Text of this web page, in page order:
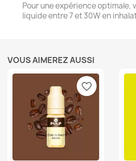
Pour une expérience optimale,
liquide entre 7 et 30W en
VOUS AIMEREZ AUSSI
favorite_border